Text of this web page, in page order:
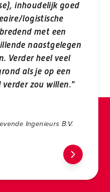
inhoudelijk goed
logistische
met een
naastgelegen
Verder heel veel
als je op een
zou willen."
Ingenieurs B.V.